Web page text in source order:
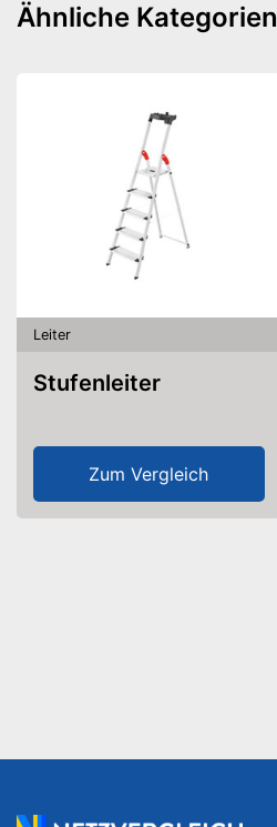
Ähnliche Kategorien
Leiter
Stufenleiter
Zum Vergleich